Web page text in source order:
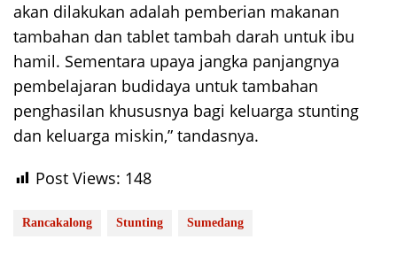
akan dilakukan adalah pemberian makanan
tambahan dan tablet tambah darah untuk ibu
hamil. Sementara upaya jangka panjangnya
pembelajaran budidaya untuk tambahan
penghasilan khususnya bagi keluarga stunting
dan keluarga miskin,” tandasnya.
Post Views: 148
Rancakalong Stunting Sumedang